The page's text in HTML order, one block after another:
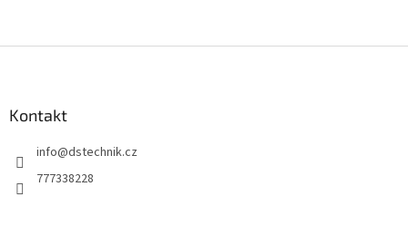
Kontakt
info@dstechnik.cz
777338228